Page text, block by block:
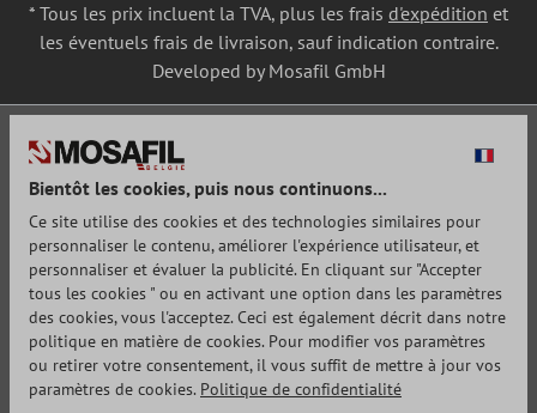
* Tous les prix incluent la TVA, plus les frais d'expédition et
les éventuels frais de livraison, sauf indication contraire.
Developed by Mosafil GmbH
Bientôt les cookies, puis nous continuons...
Ce site utilise des cookies et des technologies similaires pour
personnaliser le contenu, améliorer l'expérience utilisateur, et
personnaliser et évaluer la publicité. En cliquant sur "Accepter
tous les cookies " ou en activant une option dans les paramètres
des cookies, vous l'acceptez. Ceci est également décrit dans notre
politique en matière de cookies. Pour modifier vos paramètres
ou retirer votre consentement, il vous suffit de mettre à jour vos
paramètres de cookies. Politique de confidentialité